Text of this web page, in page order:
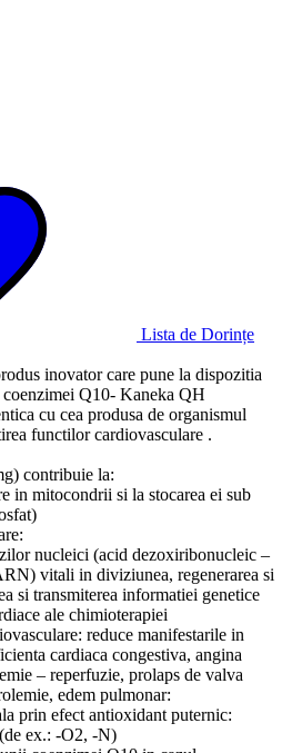
Lista de Dorințe
inovator care pune la dispozitia
coenzimei Q10- Kaneka QH
cu cea produsa de organismul
functilor cardiovasculare .
contribuie la:
in mitocondrii si la stocarea ei sub
nucleici (acid dezoxiribonucleic –
vitali in diviziunea, regenerarea si
si transmiterea informatiei genetice
ale chimioterapiei
reduce manifestarile in
cardiaca congestiva, angina
– reperfuzie, prolaps de valva
edem pulmonar:
prin efect antioxidant puternic:
ex.: -O2, -N)